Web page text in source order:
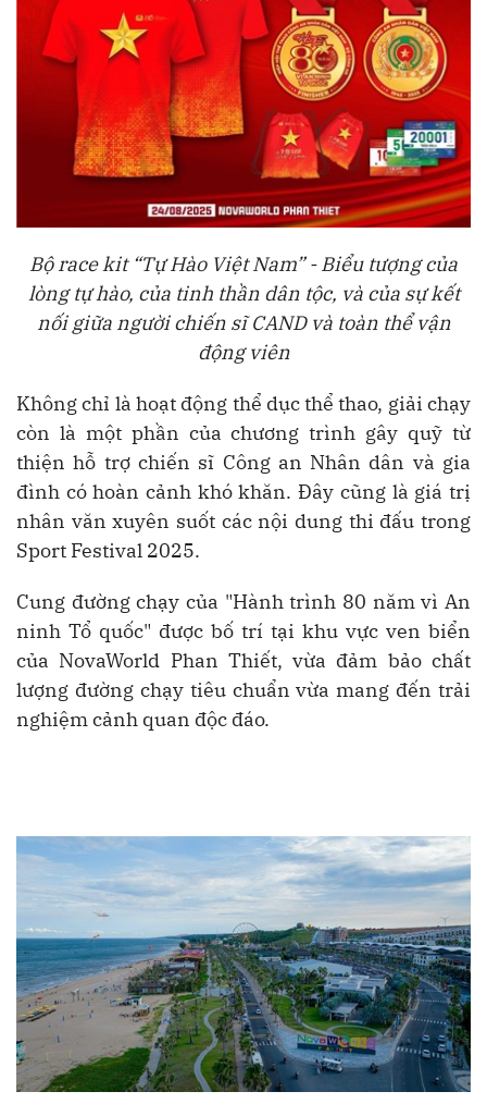
Bộ race kit “Tự Hào Việt Nam” - Biểu tượng của
lòng tự hào, của tinh thần dân tộc, và của sự kết
nối giữa người chiến sĩ CAND và toàn thể vận
động viên
Không chỉ là hoạt động thể dục thể thao, giải chạy
còn là một phần của chương trình gây quỹ từ
thiện hỗ trợ chiến sĩ Công an Nhân dân và gia
đình có hoàn cảnh khó khăn. Đây cũng là giá trị
nhân văn xuyên suốt các nội dung thi đấu trong
Sport Festival 2025.
Cung đường chạy của "Hành trình 80 năm vì An
ninh Tổ quốc" được bố trí tại khu vực ven biển
của NovaWorld Phan Thiết, vừa đảm bảo chất
lượng đường chạy tiêu chuẩn vừa mang đến trải
nghiệm cảnh quan độc đáo.